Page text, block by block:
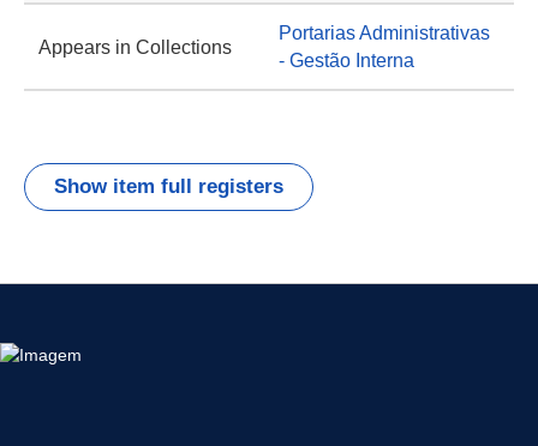
Appears in Collections
Portarias Administrativas
- Gestão Interna
Show item full registers